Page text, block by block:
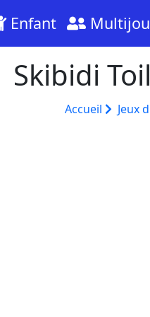
Enfant
Skibidi
Accueil Jeux